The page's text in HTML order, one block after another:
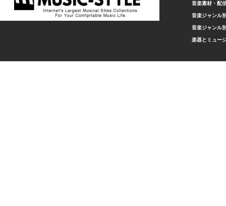
音楽素材・配
音楽ジャンル
音楽ジャンル
楽器とミュー